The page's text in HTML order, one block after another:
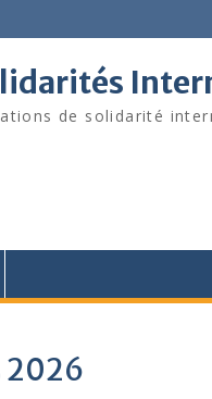
de solidarité
2026